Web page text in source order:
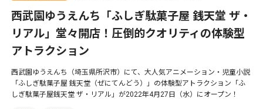
西武園ゆうえんち「ふしぎ駄菓子屋 銭天堂 ザ・
リアル」堂々開店！圧倒的クオリティの体験型
アトラクション
西武園ゆうえんち（埼玉県所沢市）にて、大人気アニメーション・児童小説
「ふしぎ駄菓子屋 銭天堂（ぜにてんどう）」の体験型アトラクション「ふ
しぎ駄菓子屋銭天堂 ザ・リアル」が2022年4月27日（水）にオープン！